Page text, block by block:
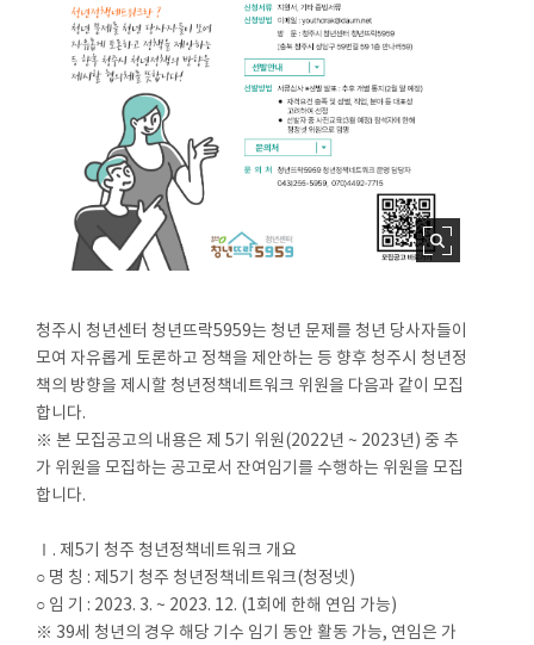
청주시 청년센터 청년뜨락5959는 청년 문제를 청년 당사자들이
모여 자유롭게 토론하고 정책을 제안하는 등 향후 청주시 청년정
책의 방향을 제시할 청년정책네트워크 위원을 다음과 같이 모집
합니다.
※ 본 모집공고의 내용은 제 5기 위원(2022년 ~ 2023년) 중 추
가 위원을 모집하는 공고로서 잔여임기를 수행하는 위원을 모집
합니다.
Ⅰ. 제5기 청주 청년정책네트워크 개요
○ 명 칭 : 제5기 청주 청년정책네트워크(청정넷)
○ 임 기 : 2023. 3. ~ 2023. 12. (1회에 한해 연임 가능)
※ 39세 청년의 경우 해당 기수 임기 동안 활동 가능, 연임은 가